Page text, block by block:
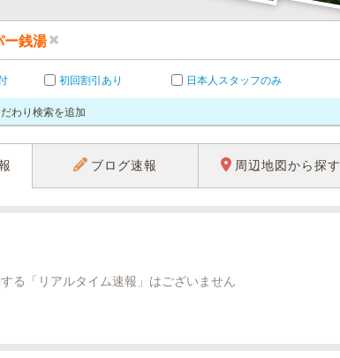
ー銭湯
初回割引あり 日本人スタッフのみ
だわり検索を追加
ブログ速報 周辺地図から探す
る「リアルタイム速報」はございません